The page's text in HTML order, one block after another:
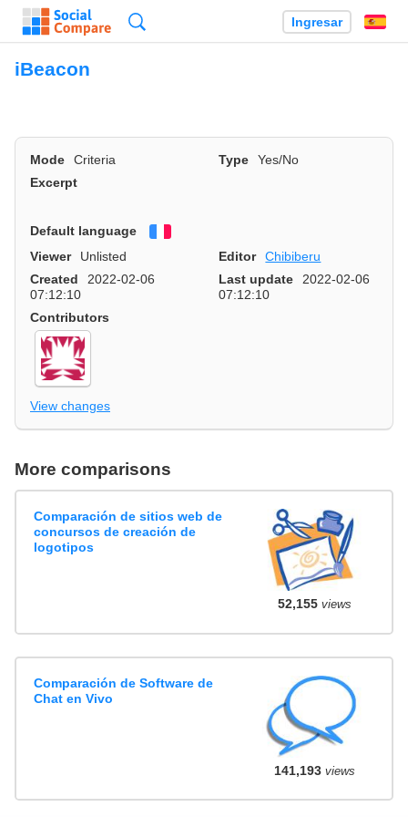
Ingresar
iBeacon
Mode Criteria Type
Yes/No
Excerpt
Default language
Viewer
Unlisted Editor
Chibiberu
Created
2022-02-06
07:12:10
Last update
2022-02-06
07:12:10
Contributors
View changes
More comparisons
Comparación de sitios web de
concursos de creación de
logotipos
52,155views
Comparación de Software de
Chat en Vivo
141,193views